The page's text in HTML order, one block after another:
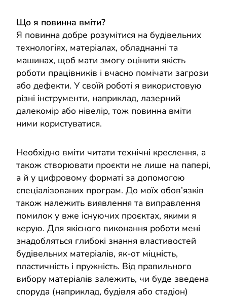
Що я повинна вміти?
Я повинна добре розумітися на будівельних
технологіях, матеріалах, обладнанні та
машинах, щоб мати змогу оцінити якість
роботи працівників і вчасно помічати загрози
або дефекти. У своїй роботі я використовую
різні інструменти, наприклад, лазерний
далекомір або нівелір, тож повинна вміти
ними користуватися.
Необхідно вміти читати технічні креслення, а
також створювати проєкти не лише на папері,
а й у цифровому форматі за допомогою
спеціалізованих програм. До моїх обов’язків
також належить виявлення та виправлення
помилок у вже існуючих проєктах, якими я
керую. Для якісного виконання роботи мені
знадобляться глибокі знання властивостей
будівельних матеріалів, як-от міцність,
пластичність і пружність. Від правильного
вибору матеріалів залежить, чи буде зведена
споруда (наприклад, будівля або стадіон)